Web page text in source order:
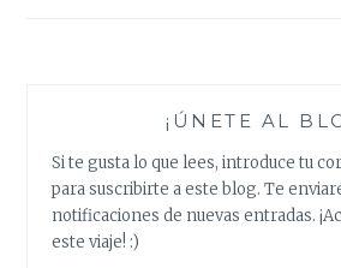
¡ÚNETE AL
Si te gusta lo que lees, introduce tu
para suscribirte a este blog. Te
notificaciones de nuevas entradas.
este viaje! :)